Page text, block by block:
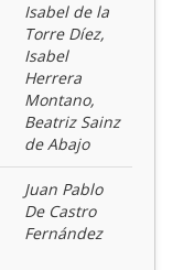
Isabel de la
Torre Díez,
Isabel
Herrera
Montano,
Beatriz Sainz
de Abajo
Juan Pablo
De Castro
Fernández